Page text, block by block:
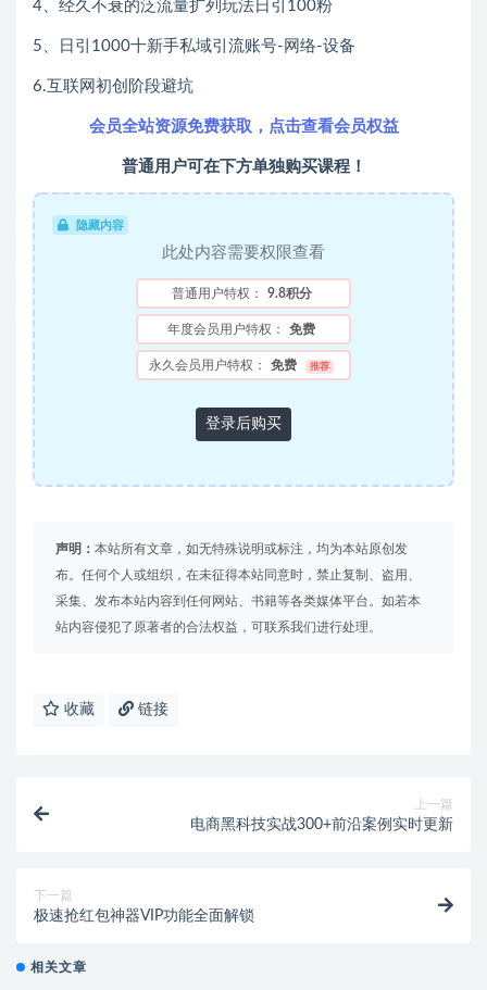
4、经久不衰的泛流量扩列玩法日引100粉
5、日引1000十新手私域引流账号-网络-设备
6.互联网初创阶段避坑
会员全站资源免费获取，点击查看会员权益
普通用户可在下方单独购买课程！
隐藏内容
此处内容需要权限查看
普通用户特权： 9.8积分
年度会员用户特权： 免费
永久会员用户特权： 免费 推荐
登录后购买
声明： 本站所有文章，如无特殊说明或标注，均为本站原创发
布。任何个人或组织，在未征得本站同意时，禁止复制、盗用、
采集、发布本站内容到任何网站、书籍等各类媒体平台。如若本
站内容侵犯了原著者的合法权益，可联系我们进行处理。
收藏 链接
上一篇
电商黑科技实战300+前沿案例实时更新
下一篇
极速抢红包神器VIP功能全面解锁
相关文章